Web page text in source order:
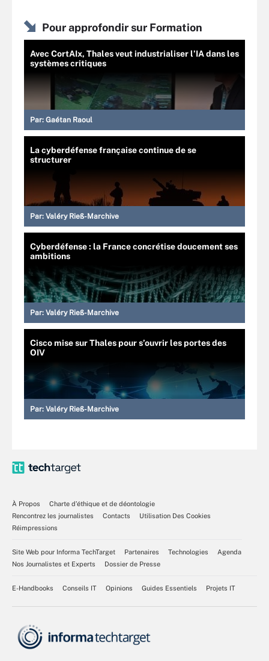
Pour approfondir sur Formation
Avec CortAIx, Thales veut industrialiser l’IA dans les
systèmes critiques
Par: Gaétan Raoul
La cyberdéfense française continue de se
structurer
Par: Valéry Rieß-Marchive
Cyberdéfense : la France concrétise doucement ses
ambitions
Par: Valéry Rieß-Marchive
Cisco mise sur Thales pour s’ouvrir les portes des
OIV
Par: Valéry Rieß-Marchive
À Propos
Charte d’éthique et de déontologie
Rencontrez les journalistes
Contacts
Utilisation Des Cookies
Réimpressions
Site Web pour Informa TechTarget Partenaires Technologies
Agenda
Nos Journalistes et Experts
Dossier de Presse
E-Handbooks Conseils IT Opinions Guides Essentiels Projets IT